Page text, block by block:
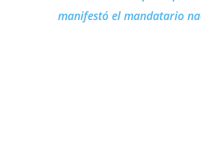
manifestó el mandatario